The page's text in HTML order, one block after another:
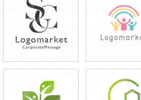
49,800円
(税込54,780円)
49,800円
(税込54,780円)
49,800円
(税込54,780円)
39,800円
(税込43,780円)